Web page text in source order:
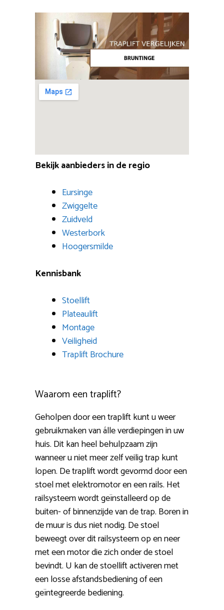
Bekijk aanbieders in de regio
Eursinge
Zwiggelte
Zuidveld
Westerbork
Hoogersmilde
Kennisbank
Stoellift
Plateaulift
Montage
Veiligheid
Traplift Brochure
Waarom een traplift?
Geholpen door een traplift kunt u weer
gebruikmaken van álle verdiepingen in uw
huis. Dit kan heel behulpzaam zijn
wanneer u niet meer zelf veilig trap kunt
lopen. De traplift wordt gevormd door een
stoel met elektromotor en een rails. Het
railsysteem wordt geïnstalleerd op de
buiten- of binnenzijde van de trap. Boren in
de muur is dus niet nodig. De stoel
beweegt over dit railsysteem op en neer
met een motor die zich onder de stoel
bevindt. U kan de stoellift activeren met
een losse afstandsbediening of een
geïntegreerde bediening.